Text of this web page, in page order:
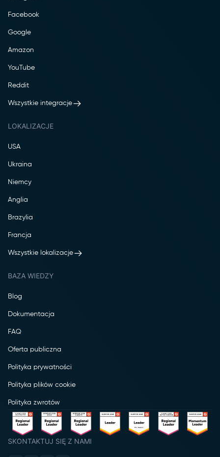
Facebook
Google
Amazon
YouTube
Reddit
Wszystkie integracje
LOKALIZACJE
USA
Ukraina
Niemcy
Anglia
Brazylia
Francja
Wszystkie lokalizacje
BAZA WIEDZY
Blog
Dokumentacja
FAQ
Oferta publiczna
Polityka prywatności
Polityka plików cookie
Polityka zwrotów
SKONTAKTUJ SIĘ Z NAMI